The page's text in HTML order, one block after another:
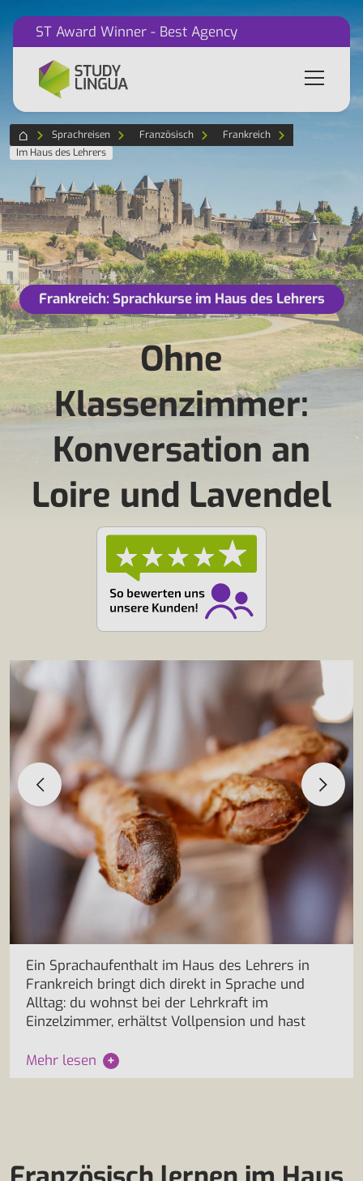
ST Award Winner - Best Agency
Sprachreisen Französisch
Frankreich
Im Haus des Lehrers
Frankreich: Sprachkurse im Haus des Lehrers
Ohne
Klassenzimmer:
Konversation an
Loire und Lavendel
Ein Sprachaufenthalt im Haus des Lehrers in
Frankreich bringt dich direkt in Sprache und
Alltag: du wohnst bei der Lehrkraft im
Einzelzimmer, erhältst Vollpension und hast
Mehr lesen +